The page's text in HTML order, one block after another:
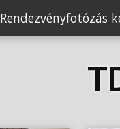
Rendezvényfotózás